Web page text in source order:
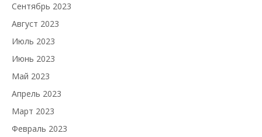
Сентябрь 2023
Август 2023
Июль 2023
Июнь 2023
Май 2023
Апрель 2023
Март 2023
Февраль 2023